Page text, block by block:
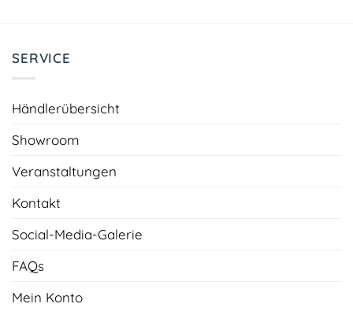
SERVICE
Händlerübersicht
Showroom
Veranstaltungen
Kontakt
Social-Media-Galerie
FAQs
Mein Konto